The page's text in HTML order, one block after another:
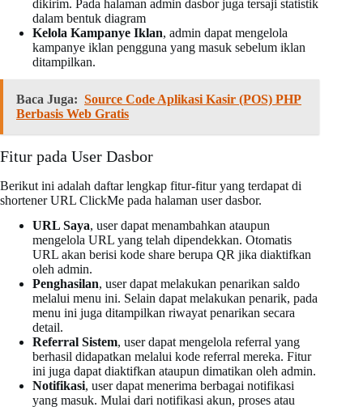
dikirim. Pada halaman admin dasbor juga tersaji statistik
dalam bentuk diagram
Kelola Kampanye Iklan, admin dapat mengelola
kampanye iklan pengguna yang masuk sebelum iklan
ditampilkan.
Baca Juga: Source Code Aplikasi Kasir (POS) PHP
Berbasis Web Gratis
Fitur pada User Dasbor
Berikut ini adalah daftar lengkap fitur-fitur yang terdapat di
shortener URL ClickMe pada halaman user dasbor.
URL Saya, user dapat menambahkan ataupun
mengelola URL yang telah dipendekkan. Otomatis
URL akan berisi kode share berupa QR jika diaktifkan
oleh admin.
Penghasilan, user dapat melakukan penarikan saldo
melalui menu ini. Selain dapat melakukan penarik, pada
menu ini juga ditampilkan riwayat penarikan secara
detail.
Referral Sistem, user dapat mengelola referral yang
berhasil didapatkan melalui kode referral mereka. Fitur
ini juga dapat diaktifkan ataupun dimatikan oleh admin.
Notifikasi, user dapat menerima berbagai notifikasi
yang masuk. Mulai dari notifikasi akun, proses atau